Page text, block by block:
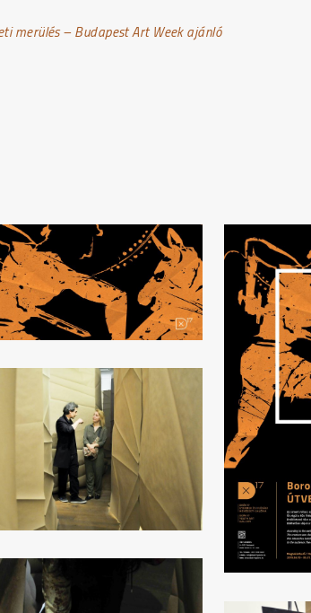
merülés – Budapest Art Week ajánló